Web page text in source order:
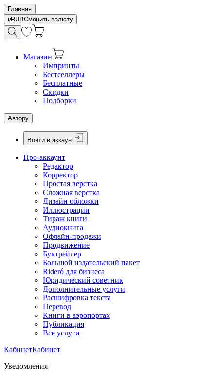
Главная
RUBСменить валюту
Магазин
Импринты
Бестселлеры
Бесплатные
Скидки
Подборки
Автору
Войти в аккаунт
Про-аккаунт
Редактор
Корректор
Простая верстка
Сложная верстка
Дизайн обложки
Иллюстрации
Тираж книги
Аудиокнига
Офлайн-продажи
Продвижение
Буктрейлер
Большой издательский пакет
Rideró для бизнеса
Юридический советник
Дополнительные услуги
Расшифровка текста
Перевод
Книги в аэропортах
Публикация
Все услуги
КабинетКабинет
Уведомления